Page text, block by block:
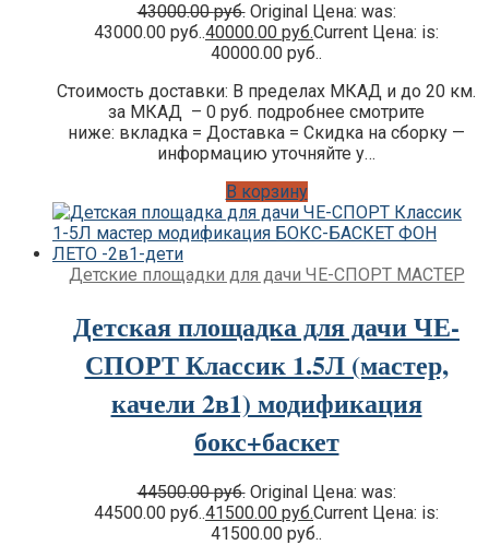
43000.00руб. Original Цена: was:
43000.00 руб..40000.00 руб.Current Цена: is:
40000.00 руб..
Стоимость доставки: В пределах МКАД и до 20 км.
за МКАД – 0 руб. подробнее смотрите
ниже: вкладка = Доставка = Скидка на сборку —
информацию уточняйте у…
В корзину
Детские площадки для дачи ЧЕ-СПОРТ МАСТЕР
Детская площадка для дачи ЧЕ-
СПОРТ Классик 1.5Л (мастер,
качели 2в1) модификация
бокс+баскет
44500.00руб. Original Цена: was:
44500.00 руб..41500.00 руб.Current Цена: is:
41500.00 руб..